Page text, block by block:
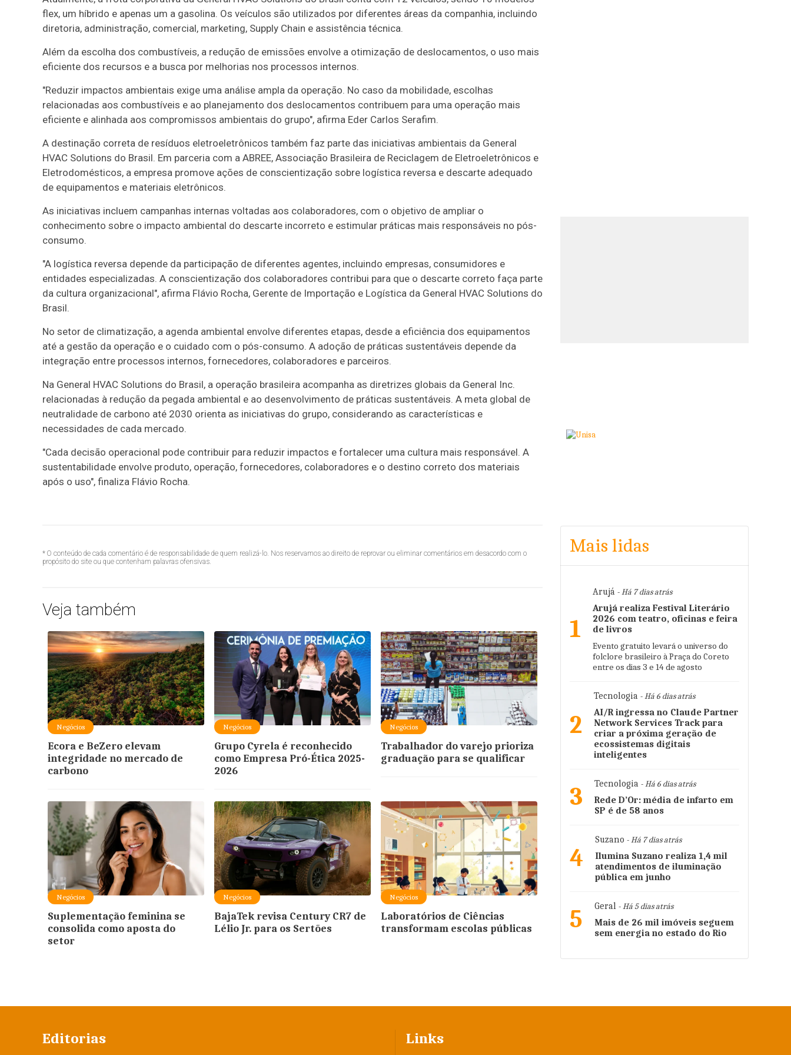
flex, um híbrido e apenas um a gasolina. Os veículos são utilizados por diferentes áreas da companhia, incluindo
diretoria, administração, comercial, marketing, Supply Chain e assistência técnica.
Além da escolha dos combustíveis, a redução de emissões envolve a otimização de deslocamentos, o uso mais
eficiente dos recursos e a busca por melhorias nos processos internos.
"Reduzir impactos ambientais exige uma análise ampla da operação. No caso da mobilidade, escolhas
relacionadas aos combustíveis e ao planejamento dos deslocamentos contribuem para uma operação mais
eficiente e alinhada aos compromissos ambientais do grupo", afirma Eder Carlos Serafim.
A destinação correta de resíduos eletroeletrônicos também faz parte das iniciativas ambientais da General
HVAC Solutions do Brasil. Em parceria com a ABREE, Associação Brasileira de Reciclagem de Eletroeletrônicos e
Eletrodomésticos, a empresa promove ações de conscientização sobre logística reversa e descarte adequado
de equipamentos e materiais eletrônicos.
As iniciativas incluem campanhas internas voltadas aos colaboradores, com o objetivo de ampliar o
conhecimento sobre o impacto ambiental do descarte incorreto e estimular práticas mais responsáveis no pós-
consumo.
"A logística reversa depende da participação de diferentes agentes, incluindo empresas, consumidores e
entidades especializadas. A conscientização dos colaboradores contribui para que o descarte correto faça parte
da cultura organizacional", afirma Flávio Rocha, Gerente de Importação e Logística da General HVAC Solutions do
Brasil.
No setor de climatização, a agenda ambiental envolve diferentes etapas, desde a eficiência dos equipamentos
até a gestão da operação e o cuidado com o pós-consumo. A adoção de práticas sustentáveis depende da
integração entre processos internos, fornecedores, colaboradores e parceiros.
Na General HVAC Solutions do Brasil, a operação brasileira acompanha as diretrizes globais da General Inc.
relacionadas à redução da pegada ambiental e ao desenvolvimento de práticas sustentáveis. A meta global de
neutralidade de carbono até 2030 orienta as iniciativas do grupo, considerando as características e
necessidades de cada mercado.
"Cada decisão operacional pode contribuir para reduzir impactos e fortalecer uma cultura mais responsável. A
sustentabilidade envolve produto, operação, fornecedores, colaboradores e o destino correto dos materiais
após o uso", finaliza Flávio Rocha.
* O conteúdo de cada comentário é de responsabilidade de quem realizá-lo. Nos reservamos ao direito de reprovar ou eliminar comentários em desacordo com o
propósito do site ou que contenham palavras ofensivas.
Veja também
Negócios
Ecora e BeZero elevam
integridade no mercado de
carbono
Negócios
Grupo Cyrela é reconhecido
como Empresa Pró-Ética 2025-
2026
Negócios
Trabalhador do varejo prioriza
graduação para se qualificar
Negócios
Suplementação feminina se
consolida como aposta do
setor
Negócios
BajaTek revisa Century CR7 de
Lélio Jr. para os Sertões
Negócios
Laboratórios de Ciências
transformam escolas públicas
Mais lidas
1
Arujá - Há 7 dias atrás
Arujá realiza Festival Literário
2026 com teatro, oficinas e feira
de livros
Evento gratuito levará o universo do
folclore brasileiro à Praça do Coreto
entre os dias 3 e 14 de agosto
2
Tecnologia - Há 6 dias atrás
AI/R ingressa no Claude Partner
Network Services Track para
criar a próxima geração de
ecossistemas digitais
inteligentes
3 Tecnologia - Há 6 dias atrás
Rede D’Or: média de infarto em
SP é de 58 anos
4
Suzano - Há 7 dias atrás
Ilumina Suzano realiza 1,4 mil
atendimentos de iluminação
pública em junho
5 Geral - Há 5 dias atrás
Mais de 26 mil imóveis seguem
sem energia no estado do Rio
Editorias Links